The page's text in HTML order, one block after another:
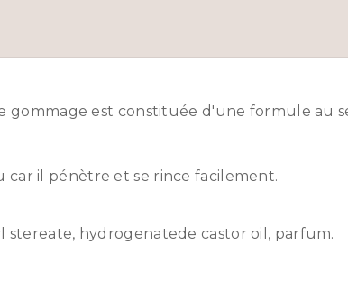
est constituée d'une formule au
car il pénètre et se rince facilement.
stereate, hydrogenatede castor oil, parfum.